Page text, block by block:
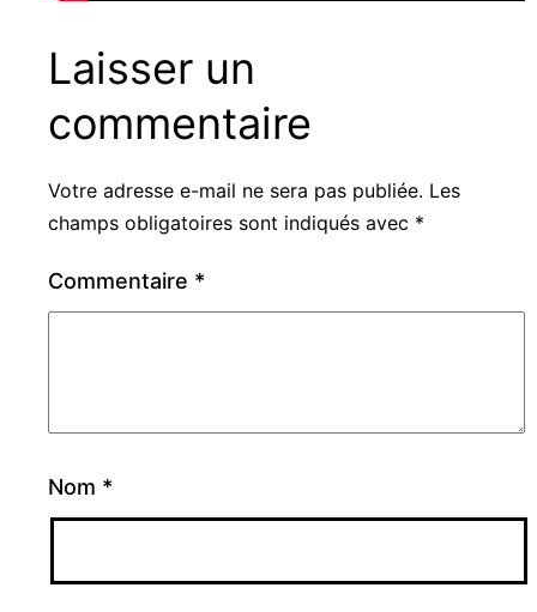
Laisser un
commentaire
Votre adresse e-mail ne sera pas publiée. Les
champs obligatoires sont indiqués avec *
Commentaire *
Nom *